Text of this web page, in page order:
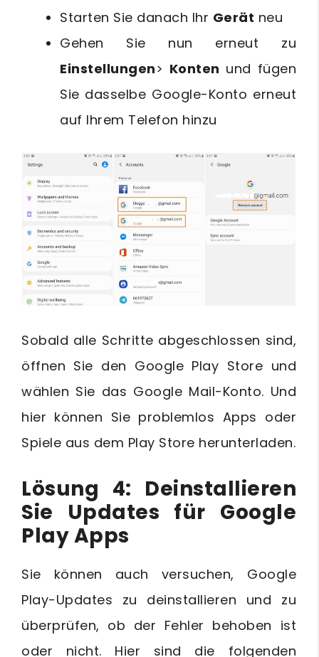
Starten Sie danach Ihr Gerät neu
Gehen Sie nun erneut zu
Einstellungen> Konten und fügen
Sie dasselbe Google-Konto erneut
auf Ihrem Telefon hinzu
Sobald alle Schritte abgeschlossen sind,
öffnen Sie den Google Play Store und
wählen Sie das Google Mail-Konto. Und
hier können Sie problemlos Apps oder
Spiele aus dem Play Store herunterladen.
Lösung 4: Deinstallieren
Sie Updates für Google
Play Apps
Sie können auch versuchen, Google
Play-Updates zu deinstallieren und zu
überprüfen, ob der Fehler behoben ist
oder nicht. Hier sind die folgenden